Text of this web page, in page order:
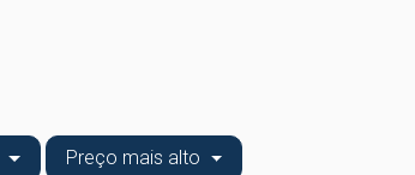
Preço mais alto